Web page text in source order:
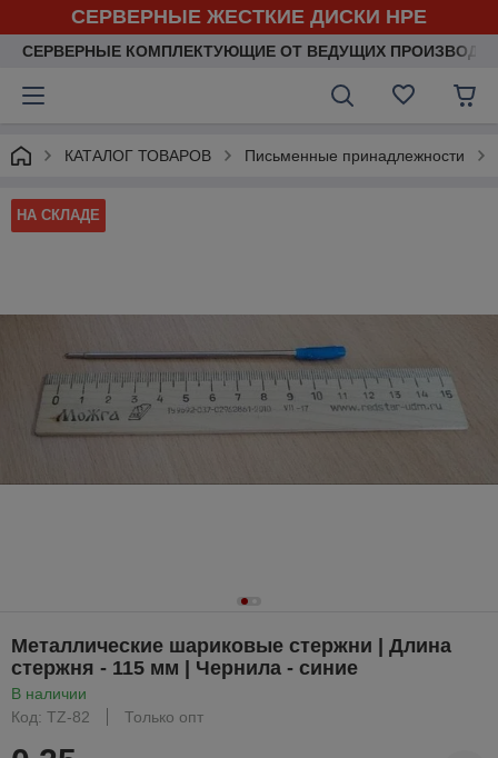
СЕРВЕРНЫЕ ЖЕСТКИЕ ДИСКИ HPE
СЕРВЕРНЫЕ КОМПЛЕКТУЮЩИЕ ОТ ВЕДУЩИХ
КАТАЛОГ ТОВАРОВ Письменные принадлежности
НА СКЛАДЕ
Металлические шариковые стержни | Длина
стержня - 115 мм | Чернила - синие
В наличии
Код: TZ-82
Только опт